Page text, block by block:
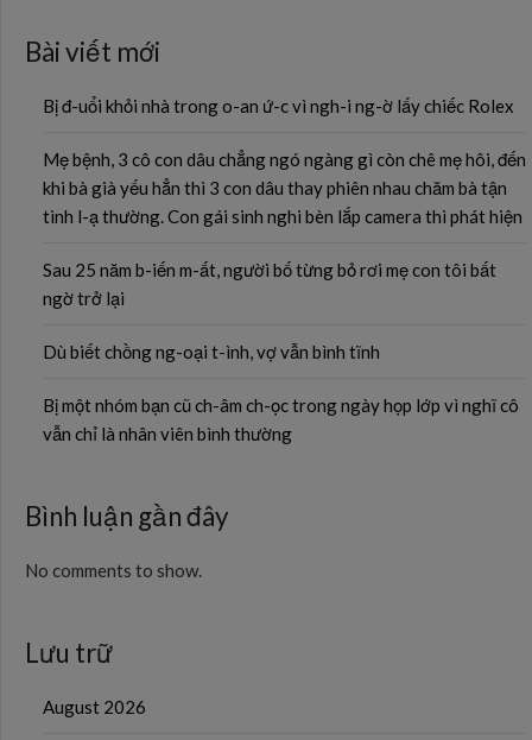
Bài viết mới
Bị đ-uổi khỏi nhà trong o-an ứ-c vì ngh-i ng-ờ lấy chiếc Rolex
Mẹ bệnh, 3 cô con dâu chẳng ngó ngàng gì còn chê mẹ hôi, đến
khi bà già yếu hẳn thì 3 con dâu thay phiên nhau chăm bà tận
tình l-ạ thường. Con gái sinh nghi bèn lắp camera thì phát hiện
Sau 25 năm b-iến m-ất, người bố từng bỏ rơi mẹ con tôi bất
ngờ trở lại
Dù biết chồng ng-oại t-ình, vợ vẫn bình tĩnh
Bị một nhóm bạn cũ ch-âm ch-ọc trong ngày họp lớp vì nghĩ cô
vẫn chỉ là nhân viên bình thường
Bình luận gần đây
No comments to show.
Lưu trữ
August 2026